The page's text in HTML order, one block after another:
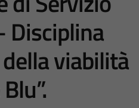
Disciplina
viabilità